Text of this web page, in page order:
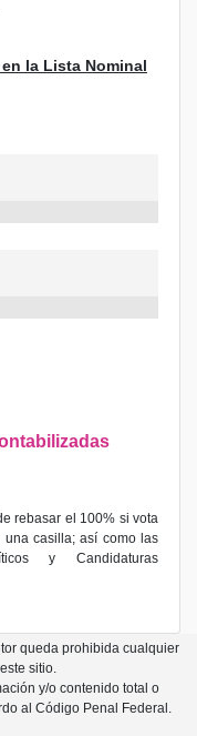
la Lista Nominal
rebasar el 100% si vota
casilla; así como las
y Candidaturas
queda prohibida cualquier
sitio.
y/o contenido total o
al Código Penal Federal.